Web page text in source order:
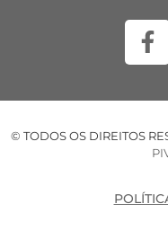
© TODOS OS DIREITOS